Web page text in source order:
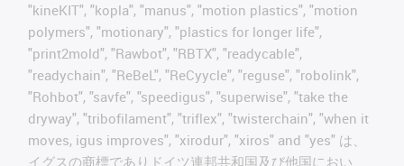
"kineKIT", "kopla", "manus", "motion plastics", "motion
polymers", "motionary", "plastics for longer life",
"print2mold", "Rawbot", "RBTX", "readycable",
"readychain", "ReBeL", "ReCyycle", "reguse", "robolink",
"Rohbot", "savfe", "speedigus", "superwise", "take the
dryway", "tribofilament", "triflex", "twisterchain", "when it
moves, igus improves", "xirodur", "xiros" and "yes" は、
イグスの商標でありドイツ連邦共和国及び他国におい